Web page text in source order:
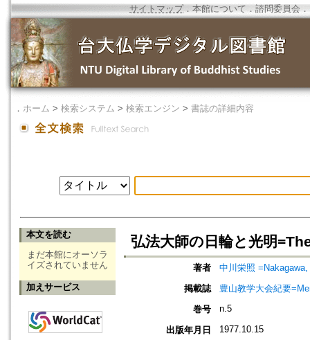
サイトマップ．本館について ． 諮問委員会 ．
． ホーム > 検索システム > 検索エンジン > 書誌の詳細内容
本文を読む
まだ本館にオーソラ
イズされていません
加えサービス
弘法大師の日輪と光明
著者
中川栄照
掲載誌
豊山教学大会紀要
巻号
n.5
出版年月日 1977.10.15